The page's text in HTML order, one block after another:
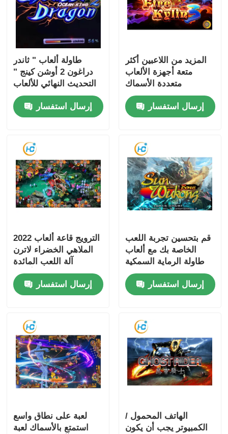
طاولة ألعاب " ثاندر
دراغون 2 أوشن كينج "
التحديث النهائي للألعاب
للأعمار 8 سنوات
إرسال استفسار
المزيد من اللاعبين أكثر
متعة أجهزة الألعاب
متعددة الأسماك
البرمجيات الأسماك
طاولة العملة تعمل اللعبة
إرسال استفسار
2022 الترويج قاعة ألعاب
الملاهي الخضراء لاترن
آلة اللعب المائدة
للأسماك مجموعة ألعاب
المهارات صياد الأسماك
إرسال استفسار
قم بتحسين تجربة اللعب
الخاصة بك مع ألعاب
طاولة الرماية السمكية
التي يمكن تخصيصها
إرسال استفسار
لعبة على نطاق واسع
استمتع بالأسماك لعبة
الهاتف المحمول /
الكمبيوتر يجب أن يكون